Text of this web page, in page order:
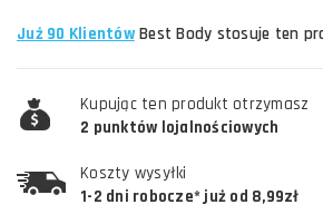
Już 90 KlientówBest Body stosuje ten
Kupując ten produkt otrzymasz
2 punktów lojalnościowych
Koszty wysyłki
1-2 dni robocze* już od 8,99zł